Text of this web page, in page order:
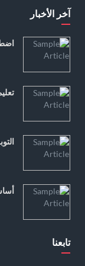
آخر الأخبار
تابعنا